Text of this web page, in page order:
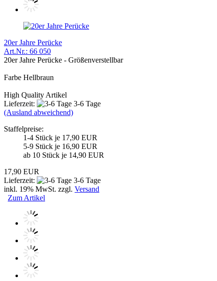
20er Jahre Perücke
Art.Nr.: 66 050
20er Jahre Perücke - Größenverstellbar
Farbe Hellbraun
High Quality Artikel
Lieferzeit:
3-6 Tage
(Ausland abweichend)
Staffelpreise:
1-4 Stück je 17,90 EUR
5-9 Stück je 16,90 EUR
ab 10 Stück je 14,90 EUR
17,90 EUR
Lieferzeit:
3-6 Tage
inkl. 19% MwSt. zzgl. Versand
Zum Artikel